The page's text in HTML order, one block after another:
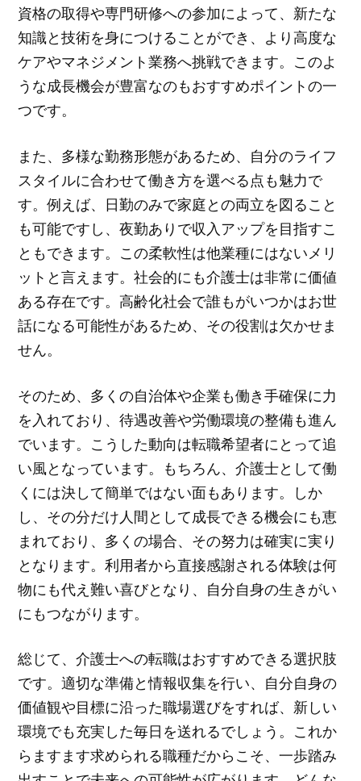
資格の取得や専門研修への参加によって、新たな
知識と技術を身につけることができ、より高度な
ケアやマネジメント業務へ挑戦できます。このよ
うな成長機会が豊富なのもおすすめポイントの一
つです。
また、多様な勤務形態があるため、自分のライフ
スタイルに合わせて働き方を選べる点も魅力で
す。例えば、日勤のみで家庭との両立を図ること
も可能ですし、夜勤ありで収入アップを目指すこ
ともできます。この柔軟性は他業種にはないメリ
ットと言えます。社会的にも介護士は非常に価値
ある存在です。高齢化社会で誰もがいつかはお世
話になる可能性があるため、その役割は欠かせま
せん。
そのため、多くの自治体や企業も働き手確保に力
を入れており、待遇改善や労働環境の整備も進ん
でいます。こうした動向は転職希望者にとって追
い風となっています。もちろん、介護士として働
くには決して簡単ではない面もあります。しか
し、その分だけ人間として成長できる機会にも恵
まれており、多くの場合、その努力は確実に実り
となります。利用者から直接感謝される体験は何
物にも代え難い喜びとなり、自分自身の生きがい
にもつながります。
総じて、介護士への転職はおすすめできる選択肢
です。適切な準備と情報収集を行い、自分自身の
価値観や目標に沿った職場選びをすれば、新しい
環境でも充実した毎日を送れるでしょう。これか
らますます求められる職種だからこそ、一歩踏み